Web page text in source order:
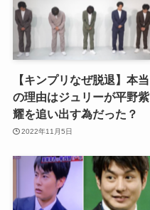
【キンプリなぜ脱退】本当
の理由はジュリーが平野紫
耀を追い出す為だった？
2022年11月5日